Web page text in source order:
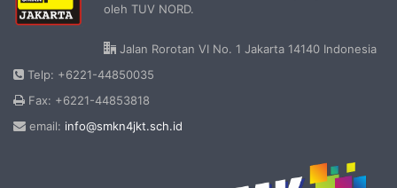
oleh TUV NORD.
Jalan Rorotan VI No. 1 Jakarta 14140 Indonesia
Telp: +6221-44850035
Fax: +6221-44853818
email: info@smkn4jkt.sch.id